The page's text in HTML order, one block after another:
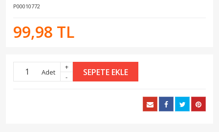
P00010772
99,98 TL
Adet
+
-
SEPETE EKLE